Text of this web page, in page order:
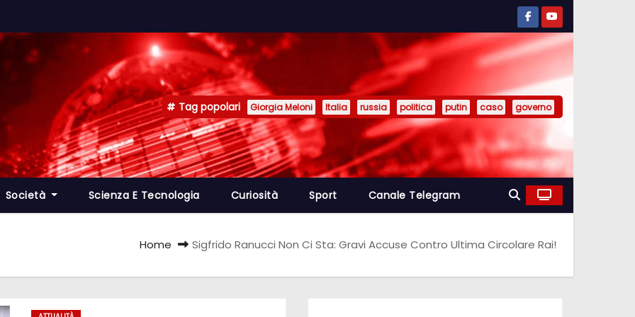
Tag popolari Giorgia Meloni Italia russia politica putin caso governo
Società Scienza E Tecnologia Curiosità Sport Canale Telegram
Home Sigfrido Ranucci Non Ci Sta: Gravi Accuse Contro Ultima Circolare Rai!